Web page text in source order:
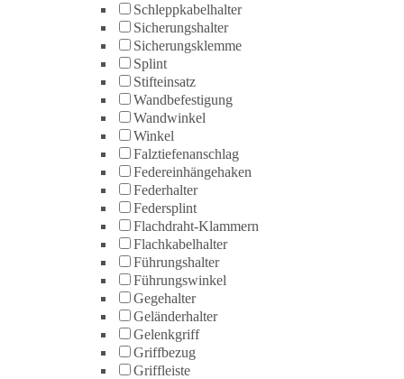
Schleppkabelhalter
Sicherungshalter
Sicherungsklemme
Splint
Stifteinsatz
Wandbefestigung
Wandwinkel
Winkel
Falztiefenanschlag
Federeinhängehaken
Federhalter
Federsplint
Flachdraht-Klammern
Flachkabelhalter
Führungshalter
Führungswinkel
Gegehalter
Geländerhalter
Gelenkgriff
Griffbezug
Griffleiste